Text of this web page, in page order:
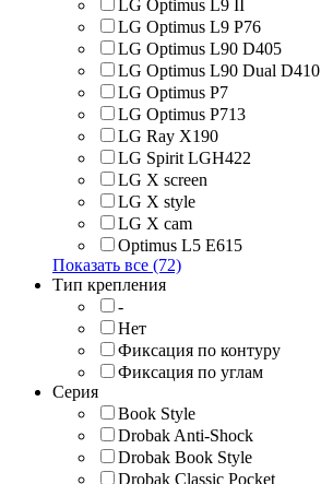
LG Optimus L9 II
LG Optimus L9 P76
LG Optimus L90 D405
LG Optimus L90 Dual D410
LG Optimus P7
LG Optimus P713
LG Ray X190
LG Spirit LGH422
LG X screen
LG X style
LG Х cam
Optimus L5 E615
Показать все (72)
Тип крепления
-
Нет
Фиксация по контуру
Фиксация по углам
Серия
Book Style
Drobak Anti-Shock
Drobak Book Style
Drobak Classic Pocket